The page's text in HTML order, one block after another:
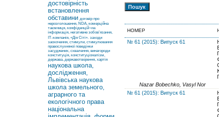
достовірність
встановлення
обставини договір про
нерозголошення, NDA, комерційна
таємниця, конфіденцій¬на
інформація, негативне зобов’язання,
ІТ-компанія, «Дія Сіті». заходи
заохочення, стимули, стимулювання
правослухняної поведінки
засуджених, схвалення, винагороди
конституція, конституціоналізм,
держава, державотворення, хартія
наукова школа,
дослідження,
Львівська наукова
школа земельного,
аграрного та
екологічного права
національна
НОМЕР
№ 61 (2015): Випуск 61
Nazar Bobechko, Vasyl Nor
№ 61 (2015): Випуск 61